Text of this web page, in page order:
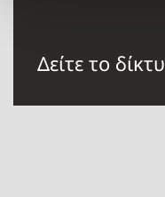
Δείτε το